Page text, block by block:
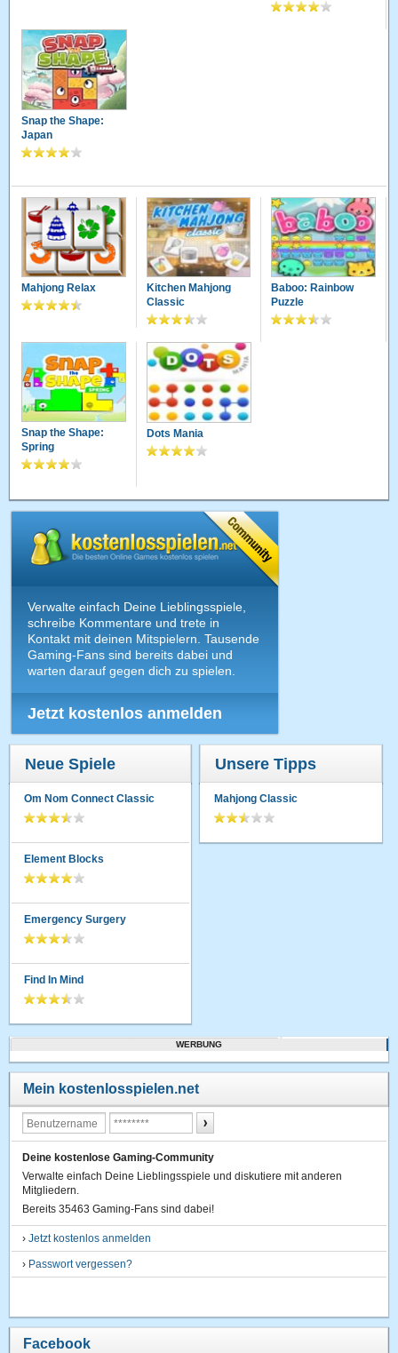
Snap the Shape:
Japan
Mahjong Relax
Kitchen Mahjong
Classic
Baboo: Rainbow
Puzzle
Snap the Shape:
Spring
Dots Mania
Verwalte einfach Deine Lieblingsspiele,
schreibe Kommentare und trete in
Kontakt mit deinen Mitspielern. Tausende
Gaming-Fans sind bereits dabei und
warten darauf gegen dich zu spielen.
Jetzt kostenlos anmelden
Neue Spiele
Om Nom Connect Classic
Element Blocks
Emergency Surgery
Find In Mind
Unsere Tipps
Mahjong Classic
WERBUNG
Mein kostenlosspielen.net
Deine kostenlose Gaming-Community
Verwalte einfach Deine Lieblingsspiele und diskutiere mit anderen
Mitgliedern.
Bereits 35463 Gaming-Fans sind dabei!
›Jetzt kostenlos anmelden
› Passwort vergessen?
Facebook